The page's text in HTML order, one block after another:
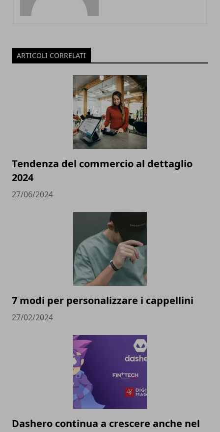
ARTICOLI CORRELATI
Tendenza del commercio al dettaglio
2024
27/06/2024
7 modi per personalizzare i cappellini
27/02/2024
Dashero continua a crescere anche nel